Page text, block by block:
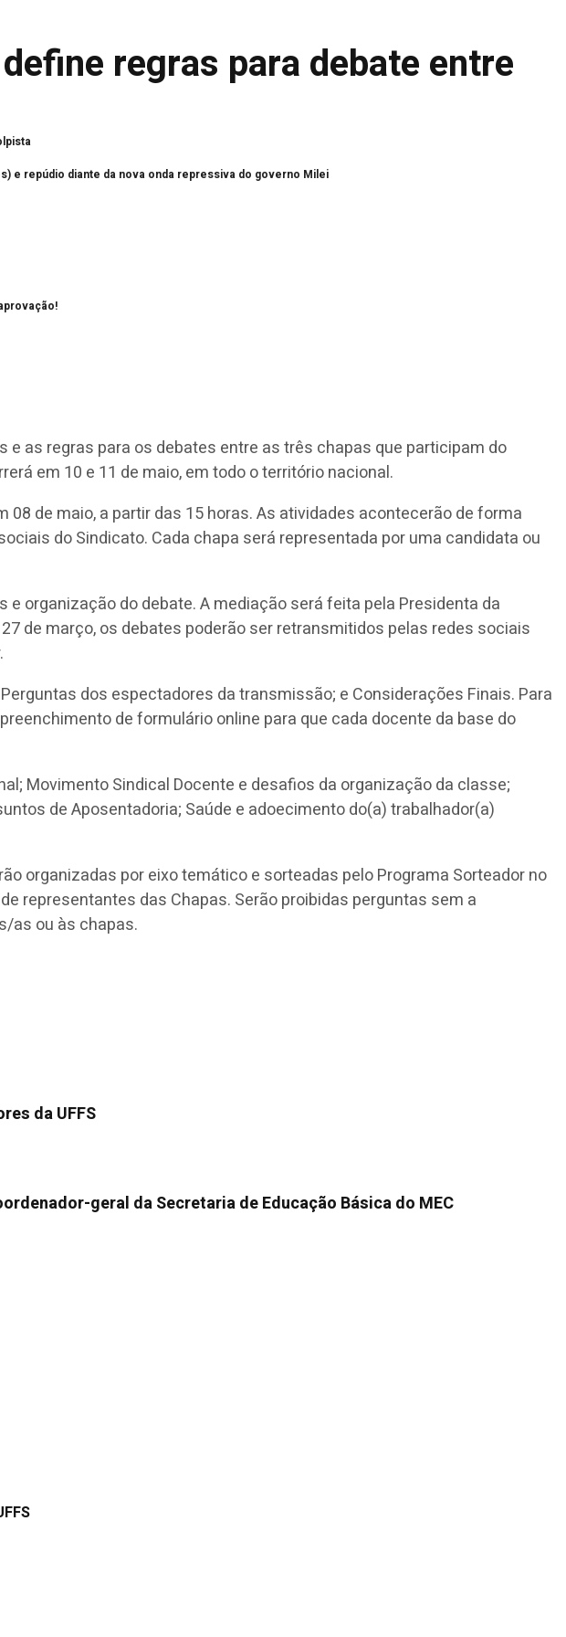
e repúdio diante da nova onda repressiva do governo Milei
regras para debate entre
e as regras para os debates entre as três chapas que participam do
em 10 e 11 de maio, em todo o território nacional.
de maio, a partir das 15 horas. As atividades acontecerão de forma
do Sindicato. Cada chapa será representada por uma candidata ou
organização do debate. A mediação será feita pela Presidenta da
de março, os debates poderão ser retransmitidos pelas redes sociais
dos espectadores da transmissão; e Considerações Finais. Para
de formulário online para que cada docente da base do
Movimento Sindical Docente e desafios da organização da classe;
de Aposentadoria; Saúde e adoecimento do(a) trabalhador(a)
organizadas por eixo temático e sorteadas pelo Programa Sorteador no
representantes das Chapas. Serão proibidas perguntas sem a
as ou às chapas.
da UFFS
geral da Secretaria de Educação Básica do MEC